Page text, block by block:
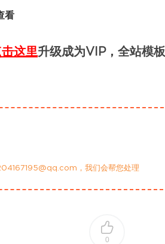
看
击这里升级成为VIP，全站模板
，我们会帮您处理
0